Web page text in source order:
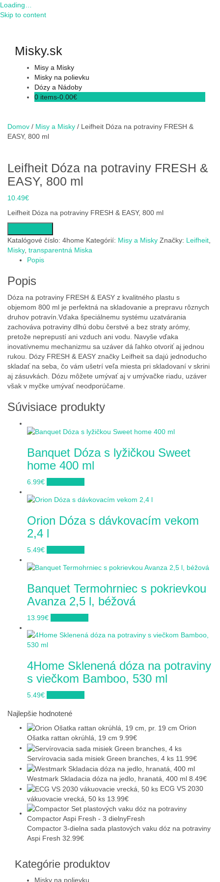
Loading…
Skip to content
Misky.sk
Misy a Misky
Misky na polievku
Dózy a Nádoby
0 items-0.00€
Domov / Misy a Misky / Leifheit Dóza na potraviny FRESH &
EASY, 800 ml
Leifheit Dóza na potraviny FRESH &
EASY, 800 ml
10.49€
Leifheit Dóza na potraviny FRESH & EASY, 800 ml
Katalógové číslo: 4home Kategórií: Misy a Misky Značky: Leifheit,
Misky, transparentná Miska
Popis
Popis
Dóza na potraviny FRESH & EASY z kvalitného plastu s
objemom 800 ml je perfektná na skladovanie a prepravu rôznych
druhov potravín.Vďaka špeciálnemu systému uzatvárania
zachováva potraviny dlhú dobu čerstvé a bez straty arómy,
pretože neprepustí ani vzduch ani vodu. Navyše vďaka
inovatívnemu mechanizmu sa uzáver dá ľahko otvoriť aj jednou
rukou. Dózy FRESH & EASY značky Leifheit sa dajú jednoducho
skladať na seba, čo vám ušetrí veľa miesta pri skladovaní v skrini
aj zásuvkách. Dózu môžete umývať aj v umývačke riadu, uzáver
však v myčke umývať neodporúčame.
Súvisiace produkty
Banquet Dóza s lyžičkou Sweet
home 400 ml
6.99€
Orion Dóza s dávkovacím vekom
2,4 l
5.49€
Banquet Termohrniec s pokrievkou
Avanza 2,5 l, béžová
13.99€
4Home Sklenená dóza na potraviny
s viečkom Bamboo, 530 ml
5.49€
Najlepšie hodnotené
Orion
Ošatka rattan okrúhlá, 19 cm 9.99€
Servírovacia sada misiek Green branches, 4 ks 11.99€
Westmark Skladacia dóza na jedlo, hranatá, 400 ml 8.49€
ECG VS 2030
vákuovacie vrecká, 50 ks 13.99€
Compactor 3-dielna sada plastových vaku dóz na potraviny
Aspi Fresh 32.99€
Kategórie produktov
Misky na polievku